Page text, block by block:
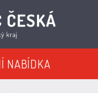
NABÍDKA